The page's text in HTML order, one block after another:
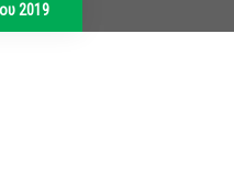
2019